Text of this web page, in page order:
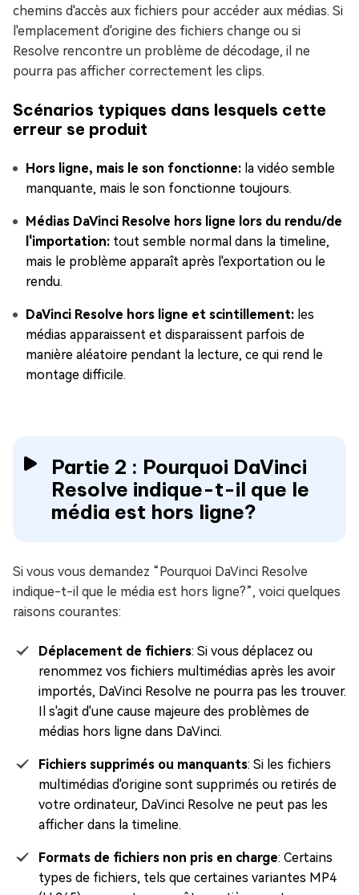
chemins d'accès aux fichiers pour accéder aux médias. Si
l'emplacement d'origine des fichiers change ou si
Resolve rencontre un problème de décodage, il ne
pourra pas afficher correctement les clips.
Scénarios typiques dans lesquels cette
erreur se produit
Hors ligne, mais le son fonctionne: la vidéo semble
manquante, mais le son fonctionne toujours.
Médias DaVinci Resolve hors ligne lors du rendu/de
l'importation: tout semble normal dans la timeline,
mais le problème apparaît après l'exportation ou le
rendu.
DaVinci Resolve hors ligne et scintillement: les
médias apparaissent et disparaissent parfois de
manière aléatoire pendant la lecture, ce qui rend le
montage difficile.
Partie 2 : Pourquoi DaVinci
Resolve indique-t-il que le
média est hors ligne?
Si vous vous demandez “Pourquoi DaVinci Resolve
indique-t-il que le média est hors ligne?”, voici quelques
raisons courantes:
Déplacement de fichiers: Si vous déplacez ou
renommez vos fichiers multimédias après les avoir
importés, DaVinci Resolve ne pourra pas les trouver.
Il s'agit d'une cause majeure des problèmes de
médias hors ligne dans DaVinci.
Fichiers supprimés ou manquants: Si les fichiers
multimédias d'origine sont supprimés ou retirés de
votre ordinateur, DaVinci Resolve ne peut pas les
afficher dans la timeline.
Formats de fichiers non pris en charge: Certains
types de fichiers, tels que certaines variantes MP4